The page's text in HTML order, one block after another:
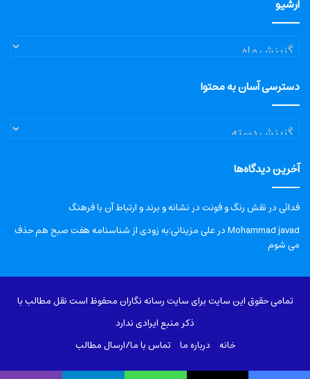
آرشیو
آرشیو
دسترسی آسان به محتوا
دسترسی
آسان
محتوا
آخرین دیدگاه‌ها
فدائیدرنقش رنگ و فونت در نشانه و برند و ارتباط آن با فرهنگ
Mohammad javadدرعلی مزینانی:به زودی از شناسنامه هفت صبح هم حذف
می شوم
تمامی حقوق این سایت برای سایت رسانه نگاران محفوظ است نقل مطالب با
ذکر منبع ایرادی ندارد
خانه
درباره‌ ما تماس با ما/ارسال مطالب